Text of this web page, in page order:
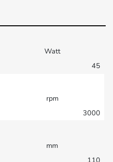
Watt
45
rpm
3000
mm
110